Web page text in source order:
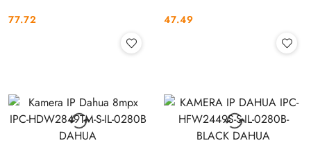
Cena:
77.72 Cena:
47.49